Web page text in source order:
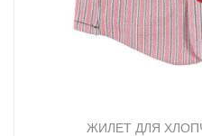
ЖИЛЕТ ДЛЯ